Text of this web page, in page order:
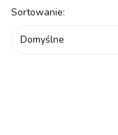
Lista produktów
Sortowanie:
Domyślne